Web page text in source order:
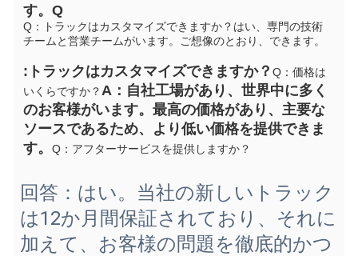
す。 Q
Q：トラックはカスタマイズできますか？ はい、専門の技術
チームと営業チームがいます。ご想像のとおり、できます。
:トラックはカスタマイズできますか？ Q：価格は
いくらですか？A：自社工場があり、世界中に多く
のお客様がいます。最高の価格があり、主要な
ソースであるため、より低い価格を提供できま
す。
Q：アフターサービスを提供しますか？
回答：はい。当社の新しいトラック
は12か月間保証されており、それに
加えて、お客様の問題を徹底的かつ